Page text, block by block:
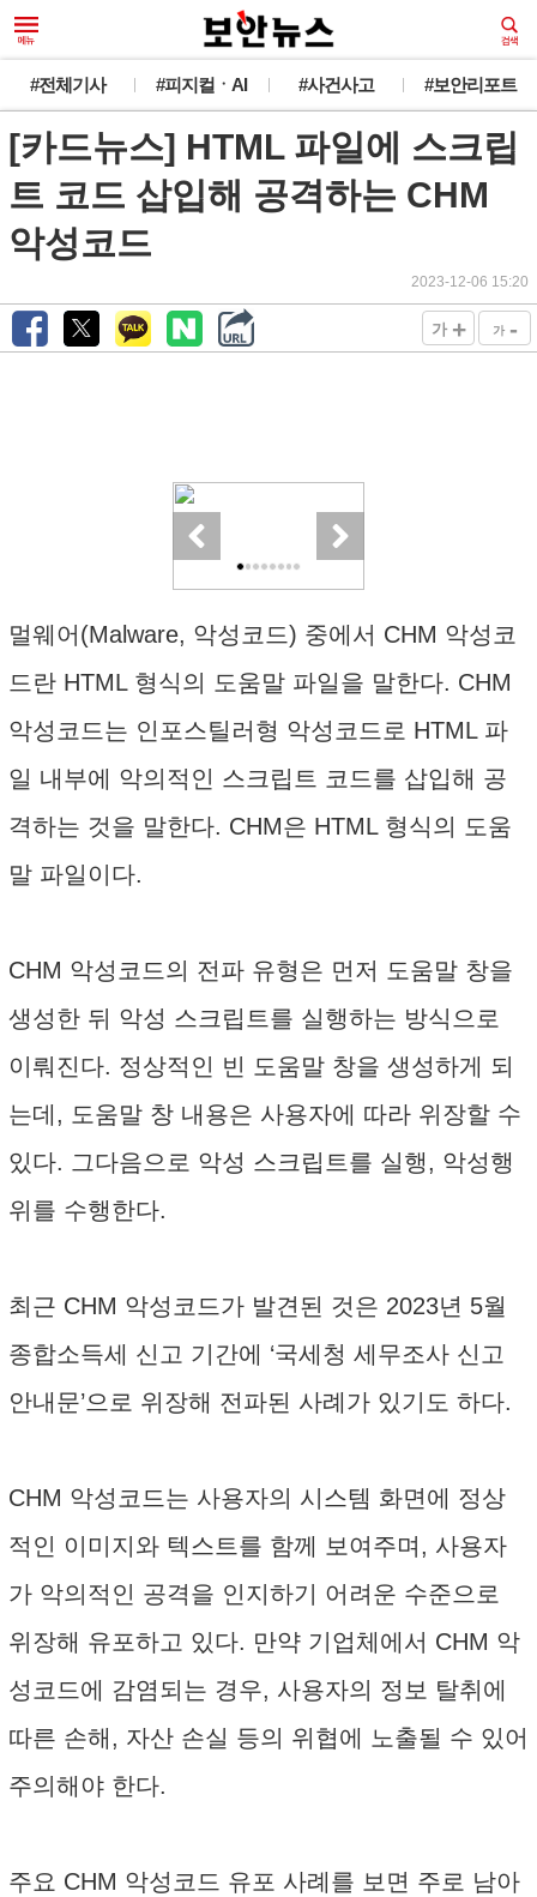
#전체기사 #피지컬ㆍAI #사건사고 #보안리포트
[카드뉴스] HTML 파일에 스크립
트 코드 삽입해 공격하는 CHM
악성코드
2023-12-06 15:20
가 + 가 -
멀웨어(Malware, 악성코드) 중에서 CHM 악성코
드란 HTML 형식의 도움말 파일을 말한다. CHM
악성코드는 인포스틸러형 악성코드로 HTML 파
일 내부에 악의적인 스크립트 코드를 삽입해 공
격하는 것을 말한다. CHM은 HTML 형식의 도움
말 파일이다.
CHM 악성코드의 전파 유형은 먼저 도움말 창을
생성한 뒤 악성 스크립트를 실행하는 방식으로
이뤄진다. 정상적인 빈 도움말 창을 생성하게 되
는데, 도움말 창 내용은 사용자에 따라 위장할 수
있다. 그다음으로 악성 스크립트를 실행, 악성행
위를 수행한다.
최근 CHM 악성코드가 발견된 것은 2023년 5월
종합소득세 신고 기간에 ‘국세청 세무조사 신고
안내문’으로 위장해 전파된 사례가 있기도 하다.
CHM 악성코드는 사용자의 시스템 화면에 정상
적인 이미지와 텍스트를 함께 보여주며, 사용자
가 악의적인 공격을 인지하기 어려운 수준으로
위장해 유포하고 있다. 만약 기업체에서 CHM 악
성코드에 감염되는 경우, 사용자의 정보 탈취에
따른 손해, 자산 손실 등의 위협에 노출될 수 있어
주의해야 한다.
주요 CHM 악성코드 유포 사례를 보면 주로 남아